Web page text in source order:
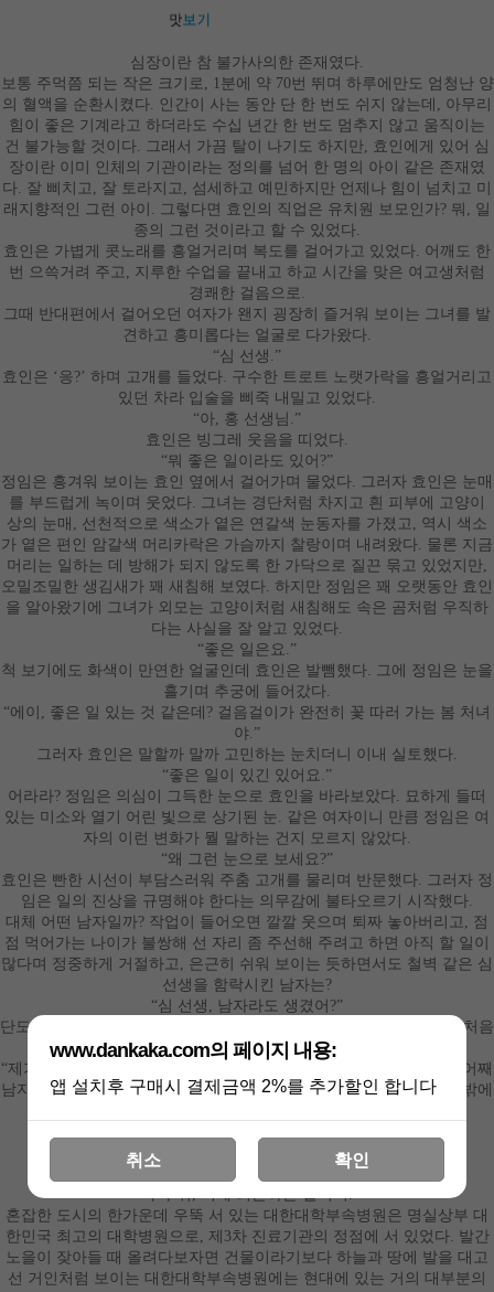
심장이란 참 불가사의한 존재였다.
보통 주먹쯤 되는 작은 크기로, 1분에 약 70번 뛰며 하루에만도 엄청난 양
의 혈액을 순환시켰다. 인간이 사는 동안 단 한 번도 쉬지 않는데 , 아무리
힘이 좋은 기계라고 하더라도 수십 년간 한 번도 멈추지 않고 움직이는
건 불가능할 것이다. 그래서 가끔 탈이 나기도 하지만, 효인에게 있어 심
장이란 이미 인체의 기관이라는 정의를 넘어 한 명의 아이 같은 존재였
다. 잘 삐치고, 잘 토라지고, 섬세하고 예민하지만 언제나 힘이 넘치고 미
래지향적인 그런 아이 . 그렇다면 효인의 직업은 유치원 보모인가? 뭐 , 일
종의 그런 것이라고 할 수 있었다.
효인은 가볍게 콧노래를 흥얼거리며 복도를 걸어가고 있었다. 어깨도 한
번 으쓱거려 주고, 지루한 수업을 끝내고 하교 시간을 맞은 여고생처럼
경쾌한 걸음으로.
그때 반대편에서 걸어오던 여자가 왠지 굉장히 즐거워 보이는 그녀를 발
견하고 흥미롭다는 얼굴로 다가왔다.
“심 선생 .”
효인은 ‘ 응?’ 하며 고개를 들었다. 구수한 트로트 노랫가락을 흥얼거리고
있던 차라 입술을 삐죽 내밀고 있었다.
“아, 홍 선생님 .”
효인은 빙그레 웃음을 띠었다.
“뭐 좋은 일이라도 있어 ?”
정임은 흥겨워 보이는 효인 옆에서 걸어가며 물었다. 그러자 효인은 눈매
를 부드럽게 녹이며 웃었다. 그녀는 경단처럼 차지고 흰 피부에 고양이
상의 눈매 , 선천적으로 색소가 옅은 연갈색 눈동자를 가졌고, 역시 색소
가 옅은 편인 암갈색 머리카락은 가슴까지 찰랑이며 내려왔다. 물론 지금
머리는 일하는 데 방해가 되지 않도록 한 가닥으로 질끈 묶고 있었지만,
오밀조밀한 생김새가 꽤 새침해 보였다. 하지만 정임은 꽤 오랫동안 효인
을 알아왔기에 그녀가 외모는 고양이처럼 새침해도 속은 곰처럼 우직하
다는 사실을 잘 알고 있었다.
“좋은 일은요 .”
척 보기에도 화색이 만연한 얼굴인데 효인은 발뺌했다. 그에 정임은 눈을
흘기며 추궁에 들어갔다.
“에이 , 좋은 일 있는 것 같은데 ? 걸음걸이가 완전히 꽃 따러 가는 봄 처녀
야.”
그러자 효인은 말할까 말까 고민하는 눈치더니 이내 실토했다.
“좋은 일이 있긴 있어요 .”
어라라? 정임은 의심이 그득한 눈으로 효인을 바라보았다. 묘하게 들떠
있는 미소와 열기 어린 빛으로 상기된 눈. 같은 여자이니 만큼 정임은 여
자의 이런 변화가 뭘 말하는 건지 모르지 않았다.
“왜 그런 눈으로 보세요 ?”
효인은 빤한 시선이 부담스러워 주춤 고개를 물리며 반문했다. 그러자 정
임은 일의 진상을 규명해야 한다는 의무감에 불타오르기 시작했다.
대체 어떤 남자일까? 작업이 들어오면 깔깔 웃으며 퇴짜 놓아버리고, 점
점 먹어가는 나이가 불쌍해 선 자리 좀 주선해 주려고 하면 아직 할 일이
많다며 정중하게 거절하고, 은근히 쉬워 보이는 듯하면서도 철벽 같은 심
선생을 함락시킨 남자는?
“심 선생 , 남자라도 생겼어 ?”
단도직입적인 공격이었지만 효인은 세상천지에 이토록 생경한 말은 처음
들어본다는 듯 피식 웃었다
“제가 진짜 나이를 먹긴 먹었나 봐요
조금만 얼굴에 혈색이 돌면 다 어째
남자 타령을 하는지…… .서른넷 먹은 전문직 여자가 기쁠 일이 남자밖에
그나저나 홍 선생님은 어디 가는 길이세요
효인은 말을 돌렸고
정임은 어깨를 으쓱거렸다
“나야 뭐,이제 퇴근하는 길이지.”
혼잡한 도시의 한가운데 우뚝 서 있는 대한대학부속병원은 명실상부 대
한민국 최고의 대학병원으로, 제 3차 진료기관의 정점에 서 있었다. 발간
노을이 잦아들 때 올려다보자면 건물이라기보다 하늘과 땅에 발을 대고
선 거인처럼 보이는 대한대학부속병원에는 현대에 있는 거의 대부분의
www.dankaka.com의 페이지 내용:
앱 설치후 구매시 결제금액 2%를 추가할인 합니다
취소 확인